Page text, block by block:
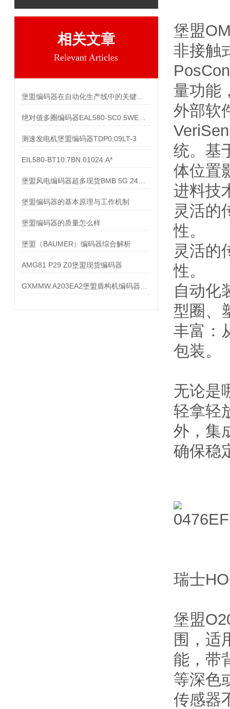
相关文章
Relevant Articles
测速发电机堡盟编码器TDP0,09LT-3
EIL580-BT10.7BN.01024.A*
堡盟编码器的基本原理与工作机制
堡盟编码器的质量怎么样
堡盟（BAUMER）编码器综合解析
AMG81 P29 Z0堡盟现货编码器
堡盟
非接触
量功能
外部软
统。基
体位置
进料技
灵活的
性。
灵活的
性。
自动化
型圈、
丰富：
包装。
无论是
轻拿轻
外，集
确保稳
瑞士
堡盟
围，适
能，带
等深色
传感器